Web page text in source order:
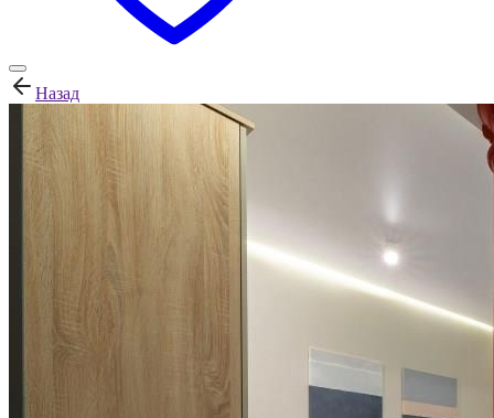
Назад